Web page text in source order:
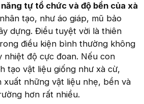
tự tổ chức và độ bền của xà
tạo, như áo giáp, mũ bảo
dựng. Điều tuyệt vời là thiên
điều kiện bình thường không
nhiệt độ cực đoan. Nếu con
tạo vật liệu giống như xà cừ,
xuất những vật liệu nhẹ, bền và
hơn rất nhiều.